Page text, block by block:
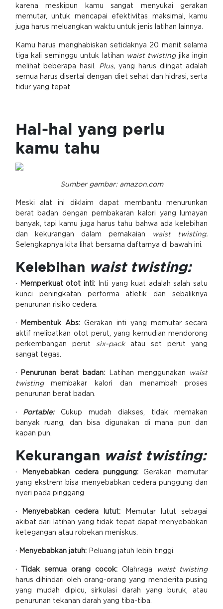
karena meskipun kamu sangat menyukai gerakan
memutar, untuk mencapai efektivitas maksimal, kamu
juga harus meluangkan waktu untuk jenis latihan lainnya.
Kamu harus menghabiskan setidaknya 20 menit selama
tiga kali seminggu untuk latihan waist twistingjika ingin
melihat beberapa hasil. Plus, yang harus diingat adalah
semua harus disertai dengan diet sehat dan hidrasi, serta
tidur yang tepat.
Hal-hal yang perlu
kamu tahu
Sumber gambar: amazon.com
Meski alat ini diklaim dapat membantu menurunkan
berat badan dengan pembakaran kalori yang lumayan
banyak, tapi kamu juga harus tahu bahwa ada kelebihan
dan kekurangan dalam pemakaian
waist twisting.
Selengkapnya kita lihat bersama daftarnya di bawah ini.
Kelebihan waist twisting:
· Memperkuat otot inti: Inti yang kuat adalah salah satu
kunci peningkatan performa atletik dan sebaliknya
penurunan risiko cedera.
· Membentuk Abs:Gerakan inti yang memutar secara
aktif melibatkan otot perut, yang kemudian mendorong
perkembangan perut six-packatau set perut yang
sangat tegas.
· Penurunan berat badan: Latihan menggunakan
waist
twistingmembakar kalori dan menambah proses
penurunan berat badan.
· Portable:
Cukup mudah diakses, tidak memakan
banyak ruang, dan bisa digunakan di mana pun dan
kapan pun.
Kekurangan waist twisting:
· Menyebabkan cedera punggung: Gerakan memutar
yang ekstrem bisa menyebabkan cedera punggung dan
nyeri pada pinggang.
· Menyebabkan cedera lutut:
Memutar lutut sebagai
akibat dari latihan yang tidak tepat dapat menyebabkan
ketegangan atau robekan meniskus.
· Menyebabkan jatuh: Peluang jatuh lebih tinggi.
· Tidak semua orang cocok:Olahraga
waist twisting
harus dihindari oleh orang-orang yang menderita pusing
yang mudah dipicu, sirkulasi darah yang buruk, atau
penurunan tekanan darah yang tiba-tiba.